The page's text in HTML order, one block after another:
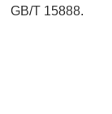
GB/T 15888.